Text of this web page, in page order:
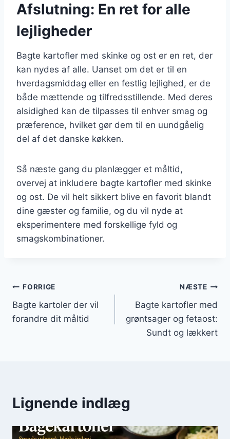
Afslutning: En ret for alle
lejligheder
Bagte kartofler med skinke og ost er en ret, der
kan nydes af alle. Uanset om det er til en
hverdagsmiddag eller en festlig lejlighed, er de
både mættende og tilfredsstillende. Med deres
alsidighed kan de tilpasses til enhver smag og
præference, hvilket gør dem til en uundgåelig
del af det danske køkken.
Så næste gang du planlægger et måltid,
overvej at inkludere bagte kartofler med skinke
og ost. De vil helt sikkert blive en favorit blandt
dine gæster og familie, og du vil nyde at
eksperimentere med forskellige fyld og
smagskombinationer.
Indlægsnavigation
FORRIGE
Bagte kartoler der vil
forandre dit måltid
NÆSTE
Bagte kartofler med
grøntsager og fetaost:
Sundt og lækkert
Lignende indlæg